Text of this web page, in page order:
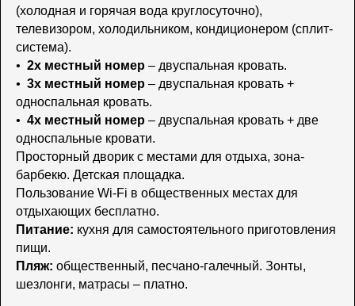
(холодная и горячая вода круглосуточно),
телевизором, холодильником, кондиционером (сплит-
система).
• 2х местный номер – двуспальная кровать.
• 3х местный номер – двуспальная кровать +
односпальная кровать.
• 4х местный номер – двуспальная кровать + две
односпальные кровати.
Просторный дворик с местами для отдыха, зона-
барбекю. Детская площадка.
Пользование Wi-Fi в общественных местах для
отдыхающих бесплатно.
Питание: кухня для самостоятельного приготовления
пищи.
Пляж: общественный, песчано-галечный. Зонты,
шезлонги, матрасы – платно.